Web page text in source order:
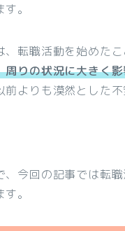
。
、転職活動を始めた
周りの状況に大きく
前よりも漠然とした
、今回の記事では転
。